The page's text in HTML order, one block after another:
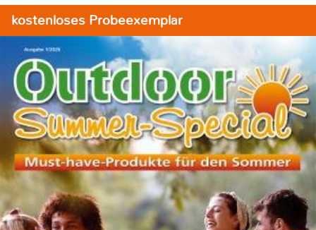
kostenloses Probeexemplar